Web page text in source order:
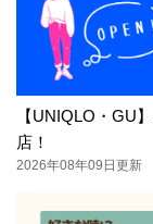
【UNIQLO・GU
店！
2026年08年09日更新